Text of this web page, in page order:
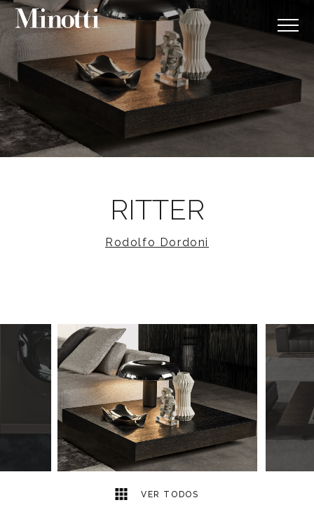
RITTER
Rodolfo Dordoni
VER TODOS